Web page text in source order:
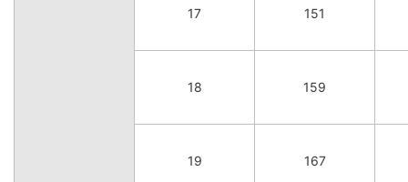
17 151
18 159
19 167